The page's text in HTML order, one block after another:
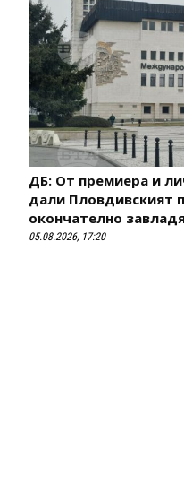
ДБ: От премиера и
дали Пловдивският
окончателно
05.08.2026, 17:20